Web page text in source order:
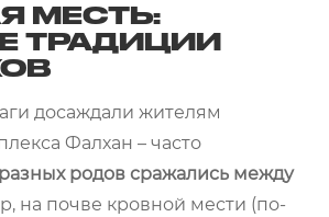
МЕСТЬ:
ТРАДИЦИИ
досаждали жителям
Фалхан – часто
родов сражались между
на почве кровной мести (по-